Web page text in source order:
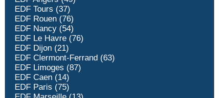
EDF Tours (37)
EDF Rouen (76)
EDF Nancy (54)
EDF Le Havre (76)
EDF Dijon (21)
EDF Clermont-Ferrand (63)
EDF Limoges (87)
EDF Caen (14)
EDF Paris (75)